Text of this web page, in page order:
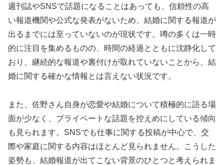
週刊誌やSNSで話題になることはあっても、信頼性の高
い報道機関や公式な発表がないため、結婚に関する報道が
出るまでには至っていないのが現状です。噂の多くは一時
的に注目を集めるものの、時間の経過とともに沈静化して
おり、継続的な報道や裏付けが取れていないことから、結
婚に関する確かな情報とは言えない状況です。
また、佐野さん自身が恋愛や結婚について積極的に語る場
面が少なく、プライベートな話題を控えめにしている傾向
も見られます。SNSでも仕事に関する投稿が中心で、交
際や家庭に関する内容はほとんど見られません。こうした
姿勢も、結婚報道が出てこない背景のひとつと考えられま